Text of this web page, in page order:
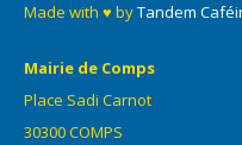
Made with ♥ byTandem
Mairie de Comps
Place Sadi Carnot
30300 COMPS